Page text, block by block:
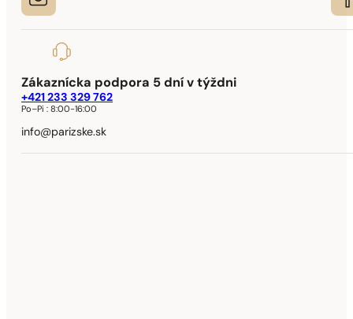
Zákaznícka podpora 5 dní v týždni
+421 233 329 762
Po–Pi :8:00-16:00
info@parizske.sk